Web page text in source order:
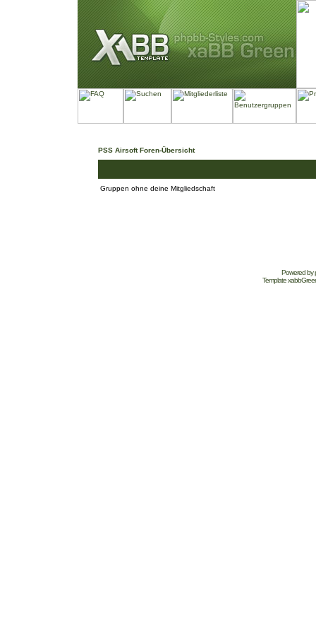
PSS Airsoft Foren-Übersicht
Gruppen ohne deine Mitgliedschaft
Powered by
Template